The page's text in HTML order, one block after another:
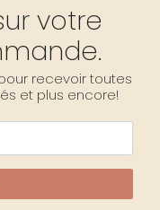
votre
recevoir toutes
et plus encore!